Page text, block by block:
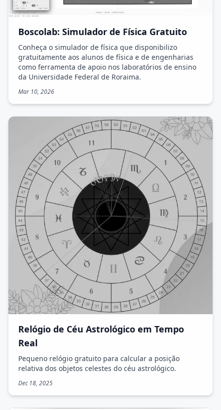
Boscolab: Simulador de Física Gratuito
Conheça o simulador de física que disponibilizo
gratuitamente aos alunos de física e de engenharias
como ferramenta de apoio nos laboratórios de ensino
da Universidade Federal de Roraima.
Mar 10, 2026
Relógio de Céu Astrológico em Tempo
Real
Pequeno relógio gratuito para calcular a posição
relativa dos objetos celestes do céu astrológico.
Dec 18, 2025